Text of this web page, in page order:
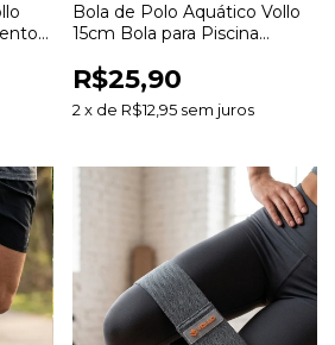
Bola de Polo Aquático Vollo
15cm Bola para Piscina
Aquáticos e Lazer
R$25,90
2 x de R$12,95 sem juros